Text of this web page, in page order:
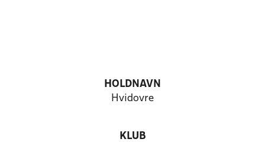
HOLDNAVN
Hvidovre
KLUB